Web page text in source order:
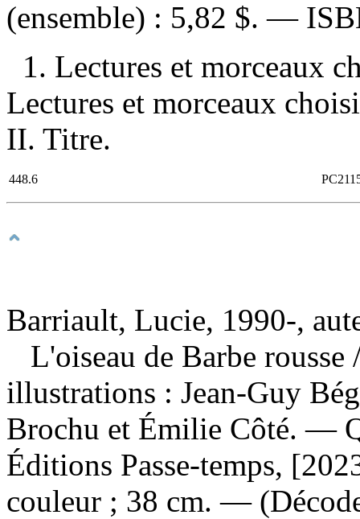
(ensemble) : 5,82 $. —
1. Lectures et morceaux
Lectures et morceaux
II. Titre.
448.6
Barriault, Lucie, 1990-,
L'oiseau de Barbe rousse
illustrations : Jean-Guy
Brochu et Émilie Côté. —
Éditions Passe-temps,
couleur ; 38 cm. —